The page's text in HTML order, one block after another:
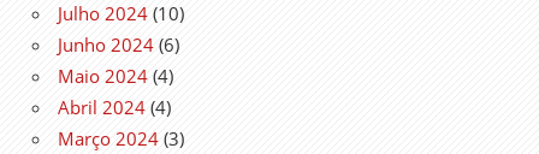
Julho 2024 (10)
Junho 2024 (6)
Maio 2024 (4)
Abril 2024 (4)
Março 2024 (3)